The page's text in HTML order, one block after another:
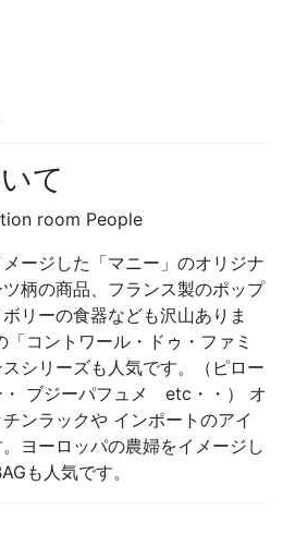
て
room People
ージした「マニー」のオリジナ
柄の商品、フランス製のポップ
リーの食器なども沢山ありま
コントワール・ドゥ・ファミ
シリーズも人気です。（ピロー
・ ブジーパフュメ etc・・） オ
ンラックや インポートのアイ
ヨーロッパの農婦をイメージし
も人気です。